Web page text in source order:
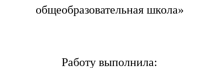
общеобразовательная школа»
Работу выполнила: